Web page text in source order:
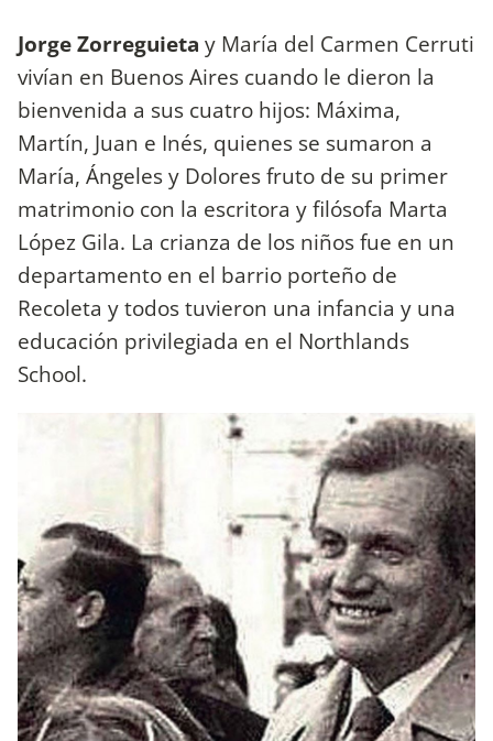
Jorge Zorreguieta y María del Carmen Cerruti
vivían en Buenos Aires cuando le dieron la
bienvenida a sus cuatro hijos: Máxima,
Martín, Juan e Inés, quienes se sumaron a
María, Ángeles y Dolores fruto de su primer
matrimonio con la escritora y filósofa Marta
López Gila. La crianza de los niños fue en un
departamento en el barrio porteño de
Recoleta y todos tuvieron una infancia y una
educación privilegiada en el Northlands
School.